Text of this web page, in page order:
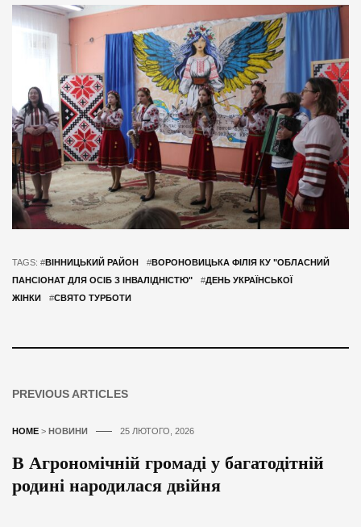
TAGS: #ВІННИЦЬКИЙ РАЙОН #ВОРОНОВИЦЬКА ФІЛІЯ КУ "ОБЛАСНИЙ
ПАНСІОНАТ ДЛЯ ОСІБ З ІНВАЛІДНІСТЮ"
#ДЕНЬ УКРАЇНСЬКОЇ
ЖІНКИ
#СВЯТО ТУРБОТИ
PREVIOUS ARTICLES
HOME > НОВИНИ 25 ЛЮТОГО, 2026
В Агрономічній громаді у багатодітній
родині народилася двійня